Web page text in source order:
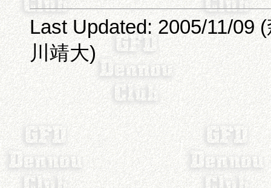
Last Updated: 2005/11/09
川靖大)